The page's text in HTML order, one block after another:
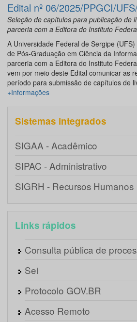
Edital nº 06/2025/PPGCI/
Seleção de capítulos para publicação de
parceria com a Editora do Instituto
A Universidade Federal de Sergipe
de Pós-Graduação em Ciência da
parceria com a Editora do Instituto
vem por meio deste Edital comunicar as
período para submissão de capítulos de
+Informações
Sistemas integrados
SIGAA - Acadêmico
SIPAC - Administrativo
SIGRH - Recursos Humanos
Links rápidos
Consulta pública de
Sei
Protocolo GOV.BR
Acesso Remoto